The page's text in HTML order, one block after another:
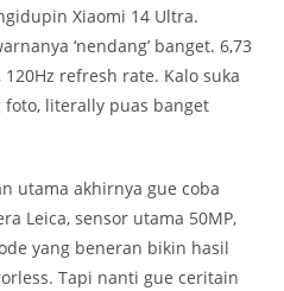
Xiaomi 14 Ultra.
‘nendang’ banget. 6,73
refresh rate. Kalo suka
literally puas banget
utama akhirnya gue coba
Leica, sensor utama 50MP,
yang beneran bikin hasil
Tapi nanti gue ceritain